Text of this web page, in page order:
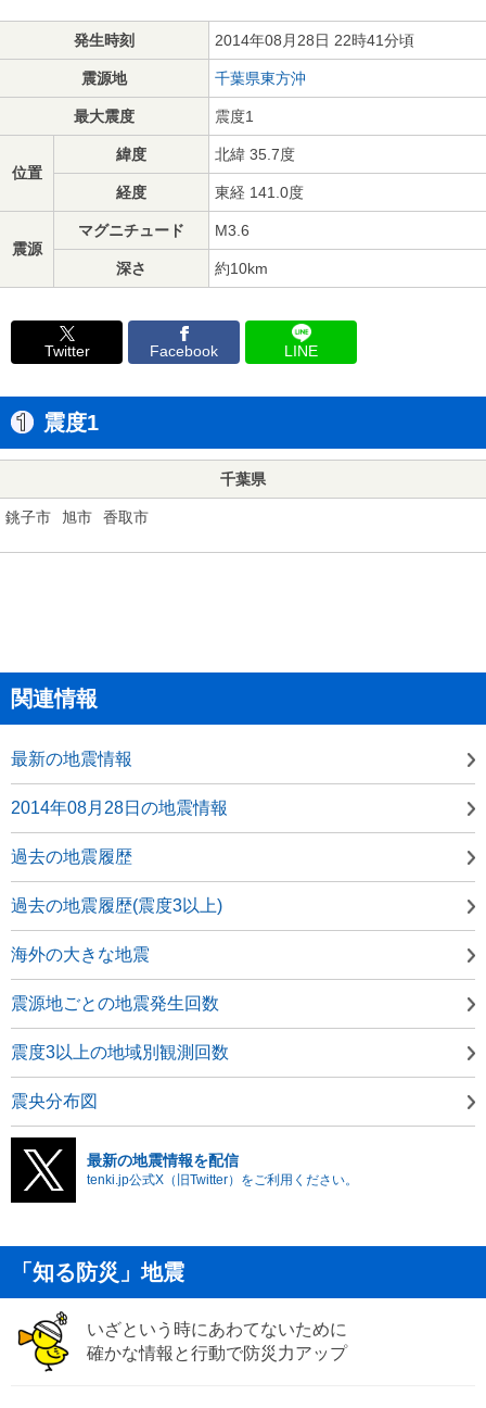
発生時刻 2014年08月28日 22時41分頃
震源地 千葉県東方沖
最大震度 震度1
位置
緯度 北緯 35.7度
経度 東経 141.0度
震源
マグニチュード M3.6
深さ 約10km
Twitter Facebook LINE
震度1
千葉県
銚子市 旭市 香取市
関連情報
最新の地震情報
2014年08月28日の地震情報
過去の地震履歴
過去の地震履歴(震度3以上)
海外の大きな地震
震源地ごとの地震発生回数
震度3以上の地域別観測回数
震央分布図
最新の地震情報を配信
tenki.jp公式X（旧Twitter）をご利用ください。
「知る防災」地震
いざという時にあわてないために
確かな情報と行動で防災力アップ